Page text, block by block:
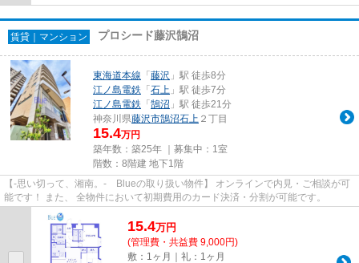
賃貸｜マンション プロシード藤沢鵠沼
東海道本線 「 藤沢 」駅 徒歩8分
江ノ島電鉄 「 石上 」駅 徒歩7分
江ノ島電鉄 「 鵠沼 」駅 徒歩21分
神奈川県藤沢市鵠沼石上 ２丁目
15.4万円
築年数：築25年 ｜募集中： 1室
階数：8階建 地下1階
【-思い切って、湘南。- Blueの取り扱い物件】 オンラインで内見・ご相談が可
能です！ また、 全物件において初期費用のカード決済・分割が可能です。
15.4万円
(管理費・共益費 9,000円)
敷：1ヶ月｜礼：1ヶ月